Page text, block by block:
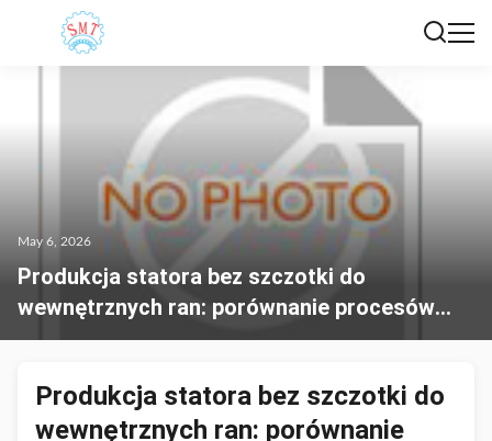
May 6, 2026
Produkcja statora bez szczotki do
wewnętrznych ran: porównanie procesów
skręcania, piercingu i zawijania dysku
Produkcja statora bez szczotki do
wewnętrznych ran: porównanie